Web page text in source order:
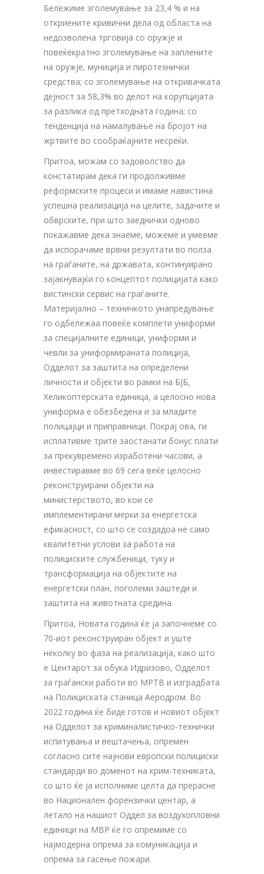
Бележиме зголемување за 23,4 % и на
откриените кривични дела од областа на
недозволена трговија со оружје и
повеќекратно зголемување на заплените
на оружје, муниција и пиротехнички
средства; со зголемување на откривачката
дејност за 58,3% во делот на корупцијата
за разлика од претходната година; со
тенденција на намалување на бројот на
жртвите во сообраќајните несреќи.
Притоа, можам со задоволство да
констатирам дека ги продолживме
реформските процеси и имаме навистина
успешна реализација на целите, задачите и
обврските, при што заеднички одново
покажавме дека знаеме, можеме и умееме
да испорачаме врвни резултати во полза
на граѓаните, на државата, континуирано
зајакнувајќи го концептот полицијата како
вистински сервис на граѓаните.
Mатеријално – техничкото унапредување
го одбележаа повеќе комплети униформи
за специјалните единици, униформи и
чевли за униформираната полиција,
Одделот за заштита на определени
личности и објекти во рамки на БЈБ,
Хеликоптерската единица, а целосно нова
униформа е обезбедена и за младите
полицајци и приправници. Покрај ова, ги
исплативме трите заостанати бонус плати
за прекувремено изработени часови, а
инвестиравме во 69 сега веќе целосно
реконструирани објекти на
министерството, во кои се
имплементирани мерки за енергетска
ефикасност, со што се создадоа не само
квалитетни услови за работа на
полициските службеници, туку и
трансформација на објектите на
енергетски план, поголеми заштеди и
заштита на животната средина.
Притоа, Новата година ќе ја започнеме со
70-иот реконструиран објект и уште
неколку во фаза на реализација, како што
е Центарот за обука Идризово, Одделот
за граѓански работи во МРТВ и изградбата
на Полициската станица Аеродром. Во
2022 година ќе биде готов и новиот објект
на Одделот за криминалистичко-технички
испитувања и вештачења, опремен
согласно сите најнови европски полициски
стандарди во доменот на крим-техниката,
со што ќе ја исполниме целта да прерасне
во Национален форензички центар, а
летало на нашиот Оддел за воздухопловни
единици на МВР ќе го опремиме со
најмодерна опрема за комуникација и
опрема за гасење пожари.